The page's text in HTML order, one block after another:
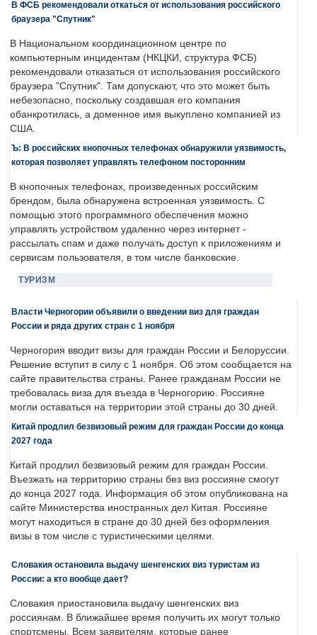
В ФСБ рекомендовали откаться от использования российского
браузера "Спутник"
В Национальном координационном центре по
компьютерным инцидентам (НКЦКИ, структура ФСБ)
рекомендовали отказаться от использования российского
браузера "Спутник". Там допускают, что это может быть
небезопасно, поскольку создавшая его компания
обанкротилась, а доменное имя выкуплено компанией из
США.
Ъ: В российских кнопочных телефонах обнаружили уязвимость,
которая позволяет управлять телефоном посторонним
В кнопочных телефонах, произведенных российским
брендом, была обнаружена встроенная уязвимость. С
помощью этого программного обеспечения можно
управлять устройством удаленно через интернет -
рассылать спам и даже получать доступ к приложениям и
сервисам пользователя, в том числе банковские.
ТУРИЗМ
Власти Черногории объявили о введении виз для граждан
России и ряда других стран с 1 ноября
Черногория вводит визы для граждан России и Белоруссии.
Решение вступит в силу с 1 ноября. Об этом сообщается на
сайте правительства страны. Ранее гражданам России не
требовалась виза для въезда в Черногорию. Россияне
могли оставаться на территории этой страны до 30 дней.
Китай продлил безвизовый режим для граждан России до конца
2027 года
Китай продлил безвизовый режим для граждан России.
Въезжать на территорию страны без виз россияне смогут
до конца 2027 года. Информация об этом опубликована на
сайте Министерства иностранных дел Китая. Россияне
могут находиться в стране до 30 дней без оформления
визы в том числе с туристическими целями.
Словакия остановила выдачу шенгенских виз туристам из
России: а кто вообще дает?
Словакия приостановила выдачу шенгенских виз
россиянам. В ближайшее время получить их могут только
спортсмены. Всем заявителям, которые ранее